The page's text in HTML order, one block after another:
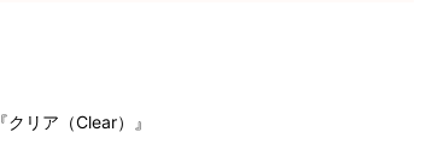
『クリア（Clear）』